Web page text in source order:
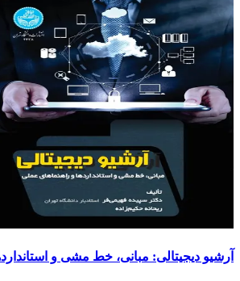
آرشیو دیجیتالی: مبانی، خط مشی و